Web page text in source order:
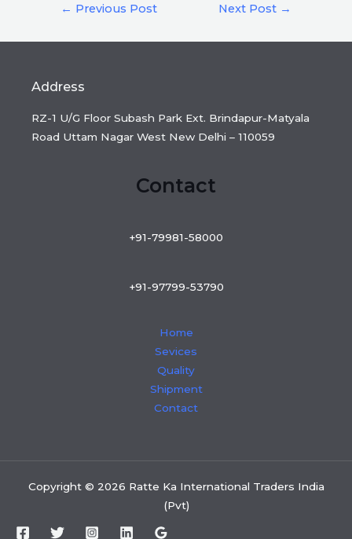
← Previous Post Next Post →
Address
RZ-1 U/G Floor Subash Park Ext. Brindapur-Matyala
Road Uttam Nagar West New Delhi – 110059
Contact
+91-79981-58000
+91-97799-53790
Home
Sevices
Quality
Shipment
Contact
Copyright © 2026 Ratte Ka International Traders India
(Pvt)